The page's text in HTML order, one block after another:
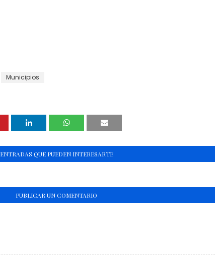
Municipios
ENTRADAS QUE PUEDEN INTERESARTE
PUBLICAR UN COMENTARIO